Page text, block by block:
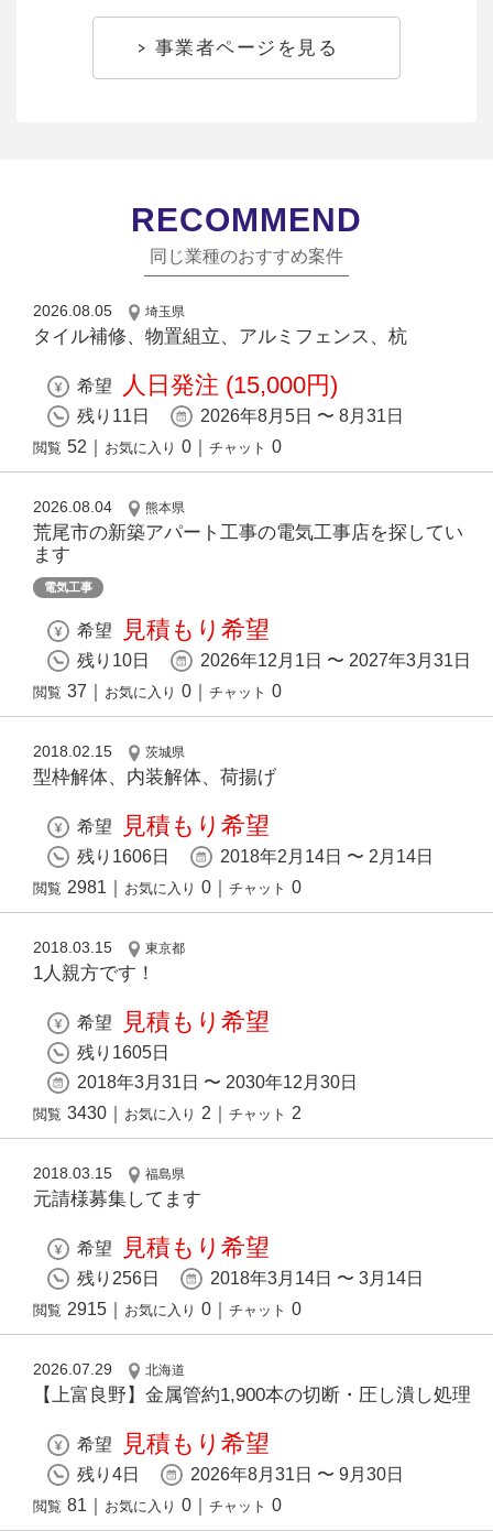
事業者ページを見る
RECOMMEND
同じ業種のおすすめ案件
2026.08.05 埼玉県
タイル補修、物置組立、アルミフェンス、杭
希望 人日発注 (15,000円)
残り11日 2026年8月5日 〜 8月31日
閲覧 52 お気に入り 0 チャット 0
2026.08.04 熊本県
荒尾市の新築アパート工事の電気工事店を探してい
ます
電気工事
希望 見積もり希望
残り10日 2026年12月1日 〜 2027年3月31日
閲覧 37 お気に入り 0 チャット 0
2018.02.15 茨城県
型枠解体、内装解体、荷揚げ
希望 見積もり希望
残り1606日 2018年2月14日 〜 2月14日
閲覧 2981 お気に入り 0 チャット 0
2018.03.15 東京都
1人親方です！
希望 見積もり希望
残り1605日
2018年3月31日 〜 2030年12月30日
閲覧 3430 お気に入り 2 チャット 2
2018.03.15 福島県
元請様募集してます
希望 見積もり希望
残り256日 2018年3月14日 〜 3月14日
閲覧 2915 お気に入り 0 チャット 0
2026.07.29 北海道
【上富良野】金属管約1,900本の切断・圧し潰し処理
希望 見積もり希望
残り4日 2026年8月31日 〜 9月30日
閲覧 81 お気に入り 0 チャット 0